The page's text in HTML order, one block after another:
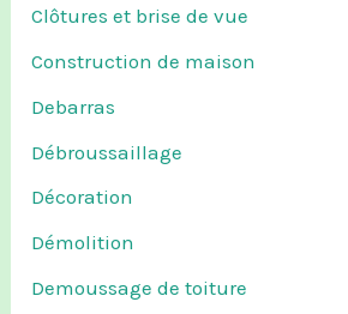
Clôtures et brise de vue
Construction de maison
Debarras
Débroussaillage
Décoration
Démolition
Demoussage de toiture